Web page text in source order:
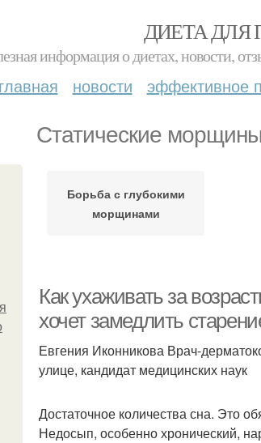
ДИЕТА ДЛЯ
информация о диетах, новости,
главная новости эффективное
Статические
Борьба с глубокими
морщинами
Как ухаживать за
хочет замедлить
Евгения Иконникова Врач-
улице, кандидат медицинских наук
Достаточное количества сна. Это
Недосып, особенно хронический,